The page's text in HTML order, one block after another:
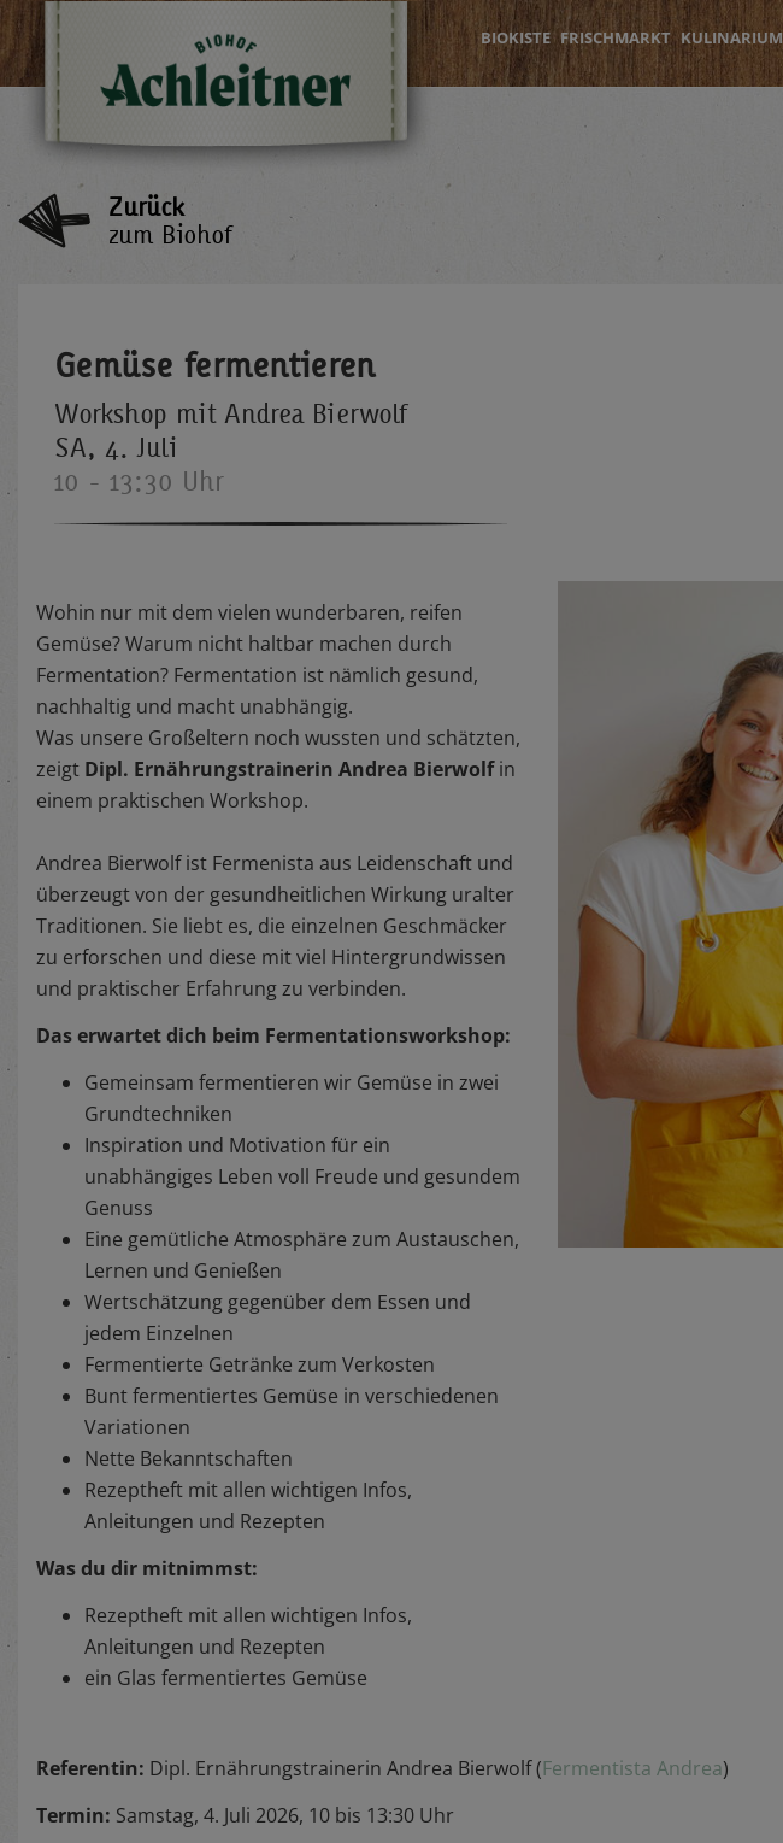
BIOKISTE FRISCHMARKT KULINARIUM
Zurück
zum Biohof
Gemüse fermentieren
Workshop mit Andrea Bierwolf
SA, 4. Juli
10 - 13:30 Uhr
Wohin nur mit dem vielen wunderbaren, reifen
Gemüse? Warum nicht haltbar machen durch
Fermentation? Fermentation ist nämlich gesund,
nachhaltig und macht unabhängig.
Was unsere Großeltern noch wussten und schätzten,
zeigt Dipl. Ernährungstrainerin Andrea Bierwolfin
einem praktischen Workshop.
Andrea Bierwolf ist Fermenista aus Leidenschaft und
überzeugt von der gesundheitlichen Wirkung uralter
Traditionen. Sie liebt es, die einzelnen Geschmäcker
zu erforschen und diese mit viel Hintergrundwissen
und praktischer Erfahrung zu verbinden.
Das erwartet dich beim Fermentationsworkshop:
Gemeinsam fermentieren wir Gemüse in zwei
Grundtechniken
Inspiration und Motivation für ein
unabhängiges Leben voll Freude und gesundem
Genuss
Eine gemütliche Atmosphäre zum Austauschen,
Lernen und Genießen
Wertschätzung gegenüber dem Essen und
jedem Einzelnen
Fermentierte Getränke zum Verkosten
Bunt fermentiertes Gemüse in verschiedenen
Variationen
Nette Bekanntschaften
Rezeptheft mit allen wichtigen Infos,
Anleitungen und Rezepten
Was du dir mitnimmst:
Rezeptheft mit allen wichtigen Infos,
Anleitungen und Rezepten
ein Glas fermentiertes Gemüse
Referentin: Dipl. Ernährungstrainerin Andrea Bierwolf (Fermentista Andrea)
Termin: Samstag, 4. Juli 2026, 10 bis 13:30 Uhr